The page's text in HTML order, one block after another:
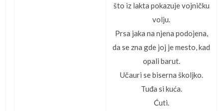
što iz lakta pokazuje vojničku
volju.
Prsa jaka na njena podojena,
da se zna gde joj je mesto, kad
opali barut.
Učauri se biserna školjko.
Tuđa si kuća.
Ćuti.